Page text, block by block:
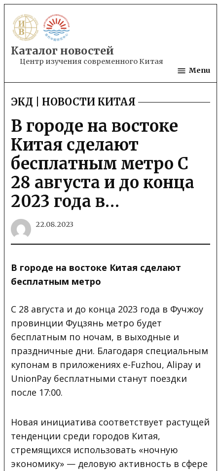
to
content
Каталог новостей
Центр изучения современного Китая
Menu
POSTED
IN
ЭКД | НОВОСТИ КИТАЯ
В городе на востоке
Китая сделают
бесплатным метро С
28 августа и до конца
2023 года в…
22.08.2023
В городе на востоке Китая сделают
бесплатным метро
С 28 августа и до конца 2023 года в Фучжоу
провинции Фуцзянь метро будет
бесплатным по ночам, в выходные и
праздничные дни. Благодаря специальным
купонам в приложениях e-Fuzhou, Alipay и
UnionPay бесплатными станут поездки
после 17:00.
Новая инициатива соответствует растущей
тенденции среди городов Китая,
стремящихся использовать «ночную
экономику» — деловую активность в сфере